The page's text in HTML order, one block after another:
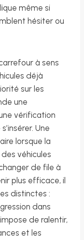
même si
hésiter ou
à sens
déjà
sur les
une
vérification
Une
lorsque la
véhicules
de file à
plus efficace, il
distinctes :
dans
de ralentir,
et les